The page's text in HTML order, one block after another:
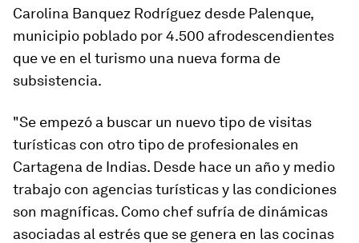
Carolina Banquez Rodríguez desde Palenque,
municipio poblado por 4.500 afrodescendientes
que ve en el turismo una nueva forma de
subsistencia.
"Se empezó a buscar un nuevo tipo de visitas
turísticas con otro tipo de profesionales en
Cartagena de Indias. Desde hace un año y medio
trabajo con agencias turísticas y las condiciones
son magníficas. Como chef sufría de dinámicas
asociadas al estrés que se genera en las cocinas